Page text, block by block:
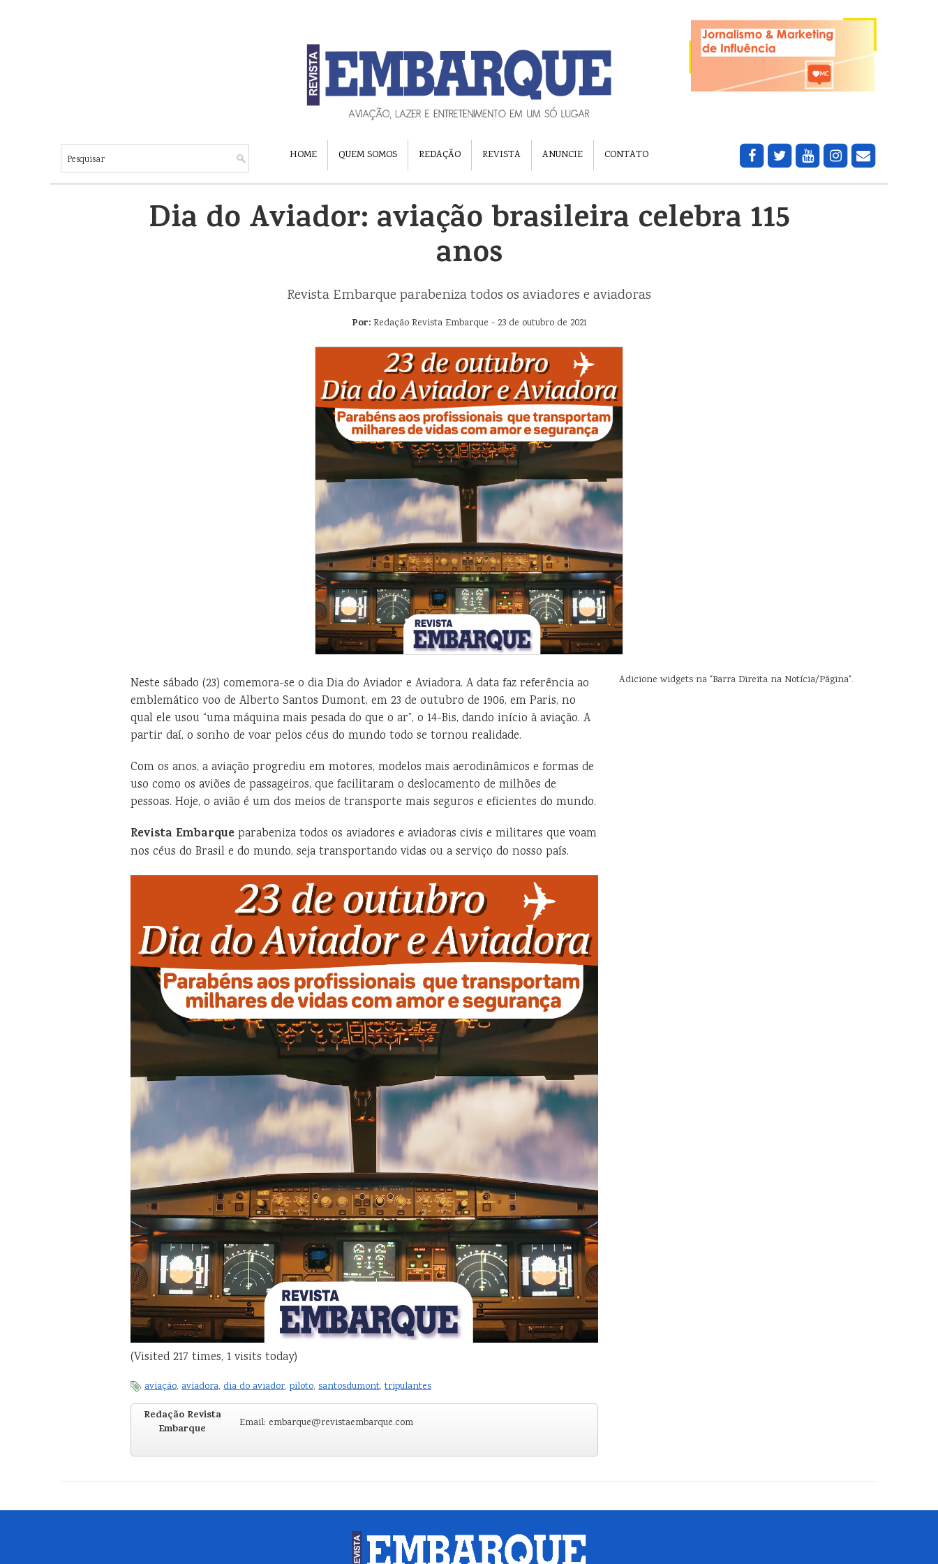
HOME QUEM SOMOS REDAÇÃO REVISTA ANUNCIE CONTATO
Dia do Aviador: aviação brasileira celebra 115
anos
Revista Embarque parabeniza todos os aviadores e aviadoras
Por:Redação Revista Embarque - 23 de outubro de 2021
Neste sábado (23) comemora-se o dia Dia do Aviador e Aviadora. A data faz referência ao
emblemático voo de Alberto Santos Dumont, em 23 de outubro de 1906, em Paris, no
qual ele usou “uma máquina mais pesada do que o ar”, o 14-Bis, dando início à aviação. A
partir daí, o sonho de voar pelos céus do mundo todo se tornou realidade.
Com os anos, a aviação progrediu em motores, modelos mais aerodinâmicos e formas de
uso como os aviões de passageiros, que facilitaram o deslocamento de milhões de
pessoas. Hoje, o avião é um dos meios de transporte mais seguros e eficientes do mundo.
Revista Embarque parabeniza todos os aviadores e aviadoras civis e militares que voam
nos céus do Brasil e do mundo, seja transportando vidas ou a serviço do nosso país.
(Visited 217 times, 1 visits today)
aviação, aviadora, dia do aviador, piloto, santosdumont, tripulantes
Redação Revista
Embarque
Email: embarque@revistaembarque.com
Adicione widgets na "Barra Direita na Notícia/Página".